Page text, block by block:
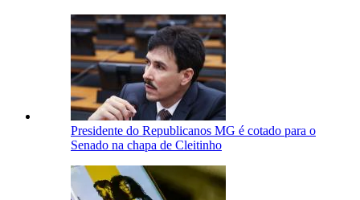
Presidente do Republicanos MG é cotado para o
Senado na chapa de Cleitinho